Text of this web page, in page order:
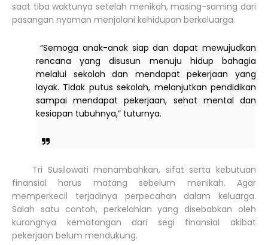
saat tiba waktunya setelah menikah, masing-saming dari
pasangan nyaman menjalani kehidupan berkeluarga.
“Semoga anak-anak siap dan dapat mewujudkan
rencana yang disusun menuju hidup bahagia
melalui sekolah dan mendapat pekerjaan yang
layak. Tidak putus sekolah, melanjutkan pendidikan
sampai mendapat pekerjaan, sehat mental dan
kesiapan tubuhnya,” tuturnya.
Tri Susilowati menambahkan, sifat serta kebutuan
finansial harus matang sebelum menikah. Agar
memperkecil terjadinya perpecahan dalam keluarga.
Salah satu contoh, perkelahian yang disebabkan oleh
kurangnya kematangan dari segi finansial akibat
pekerjaan belum mendukung.